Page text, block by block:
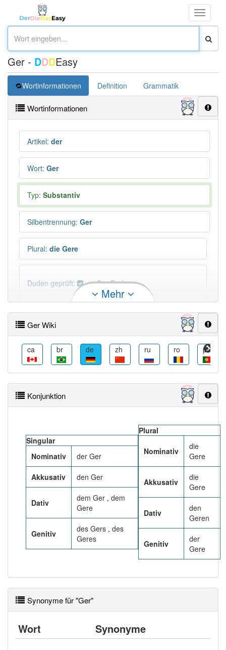
Toggle
Ger - DDDEasy
Wortinformationen Definition Grammatik
Wortinformationen
Artikel: der
Wort: Ger
Typ: Substantiv
Silbentrennung: Ger
Plural: die Gere
Duden geprüft: Ger Duden
PowerIndex:5
Häufigkeit: 6 von 10
Wörter mit Endung
97% unserer Spielapp-Nutzer haben den Artikel
korrekt erraten.
Mehr
Ger Wiki
ca br de zh ru ro pt
Konjunktion
Singular
Nominativ
der Ger
Akkusativ den Ger
Dativ
dem Ger , dem
Gere
Genitiv
des Gers , des
Geres
Plural
Nominativ
die
Gere
Akkusativ
die
Gere
Dativ
den
Geren
Genitiv
der
Gere
Synonyme für "Ger"
Wort Synonyme